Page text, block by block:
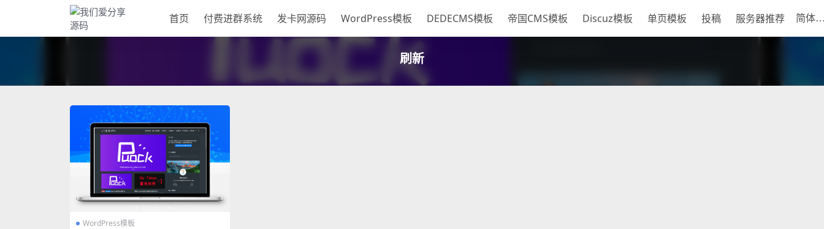
首页 付费进群系统 发卡网源码 WordPress模板 DEDECMS模板 帝国CMS模板 Discuz模板 单页模板 投稿 服务器推荐
刷新
WordPress模板